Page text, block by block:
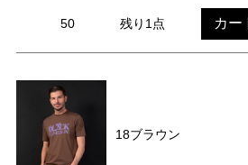
50 残り1点 カー
18ブラウン